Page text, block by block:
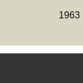
1963